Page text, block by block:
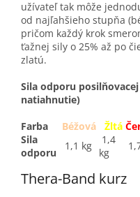
užívateľ tak môže
od najľahšieho stupňa
pričom každý krok
ťažnej sily o 25% až po
zlatú.
Sila odporu
natiahnutie)
Farba
Béžová Žltá
Sila
odporu
1,1 kg
1,4
kg
Thera-Band kurz